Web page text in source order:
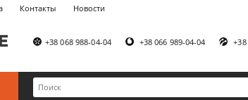
Контакты Новости
+38 068 988-04-04 +38 066 989-04-04